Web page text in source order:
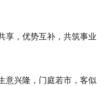
享，优势互补，共筑事业
意兴隆，门庭若市，客似